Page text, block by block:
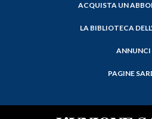
ACQUISTA UN
LA BIBLIOTECA
ANNUNCI
PAGINE